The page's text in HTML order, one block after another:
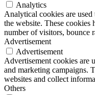
Analytics
Analytical cookies are
the website. These
number of visitors, bounce
Advertisement
Advertisement
Advertisement cookies are
and marketing campaigns.
websites and collect
Others